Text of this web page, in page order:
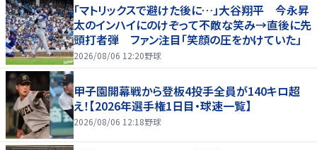
「マトリックスで避けた後に…」大谷翔平 今永昇
太のインハイにのけぞって不敵な笑み→直後に先
頭打者弾 ファン注目「笑顔の圧をかけていた」
2026/08/06 12:20野球
甲子園開幕戦から登板4投手全員が140キロ超
え！【2026年選手権1日目・球速一覧】
2026/08/06 12:18野球